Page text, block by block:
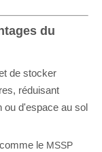
du
de stocker
réduisant
ou d'espace au sol
le MSSP